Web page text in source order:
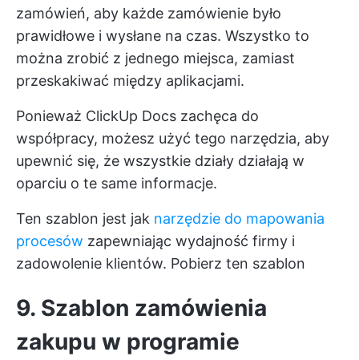
zamówień, aby każde zamówienie było
prawidłowe i wysłane na czas. Wszystko to
można zrobić z jednego miejsca, zamiast
przeskakiwać między aplikacjami.
Ponieważ ClickUp Docs zachęca do
współpracy, możesz użyć tego narzędzia, aby
upewnić się, że wszystkie działy działają w
oparciu o te same informacje.
Ten szablon jest jak narzędzie do mapowania
procesów zapewniając wydajność firmy i
zadowolenie klientów. Pobierz ten szablon
9. Szablon zamówienia
zakupu w programie